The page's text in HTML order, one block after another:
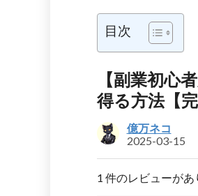
目次
【副業初心
得る方法【完
億万ネコ
2025-03-15
1 件のレビューがあ